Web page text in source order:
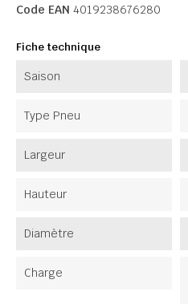
Code EAN 4019238676280
Fiche technique
Saison
Type Pneu
Largeur
Hauteur
Diamètre
Charge